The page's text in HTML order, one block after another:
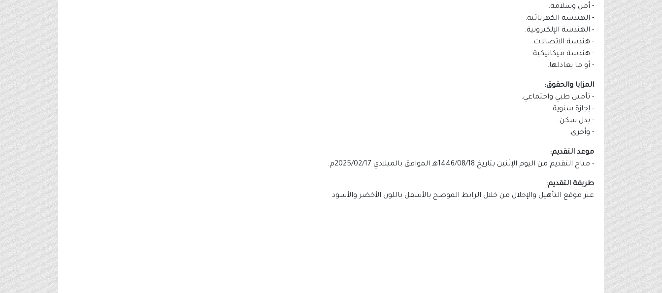
- أمن وسلامة.
- الهندسة الكهربائية.
- الهندسة الإلكترونية.
- هندسة الاتصالات.
- هندسة ميكانيكية.
- أو ما يعادلها.
المزايا والحقوق:
- تأمين طبي واجتماعي.
- إجازة سنوية.
- بدل سكن.
- وأخرى.
موعد التقديم:
- متاح التقديم من اليوم الإثنين بتاريخ 1446/08/18هـ الموافق بالميلادي 2025/02/17م.
طريقة التقديم:
عبر موقع التأهيل والإحلال من خلال الرابط الموضح بالأسفل باللون الأخضر والأسود